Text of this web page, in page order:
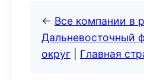
← Все компании в
Дальневосточный
округ
Главная